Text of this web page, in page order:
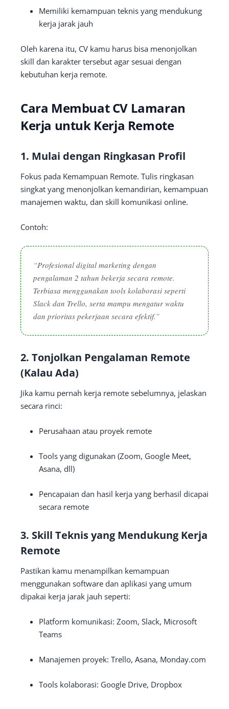
Memiliki kemampuan teknis yang mendukung
kerja jarak jauh
Oleh karena itu, CV kamu harus bisa menonjolkan
skill dan karakter tersebut agar sesuai dengan
kebutuhan kerja remote.
Cara Membuat CV Lamaran
Kerja untuk Kerja Remote
1. Mulai dengan Ringkasan Profil
Fokus pada Kemampuan Remote. Tulis ringkasan
singkat yang menonjolkan kemandirian, kemampuan
manajemen waktu, dan skill komunikasi online.
Contoh:
“Profesional digital marketing dengan
pengalaman 2 tahun bekerja secara remote.
Terbiasa menggunakan tools kolaborasi seperti
Slack dan Trello, serta mampu mengatur waktu
dan prioritas pekerjaan secara efektif.”
2. Tonjolkan Pengalaman Remote
(Kalau Ada)
Jika kamu pernah kerja remote sebelumnya, jelaskan
secara rinci:
Perusahaan atau proyek remote
Tools yang digunakan (Zoom, Google Meet,
Asana, dll)
Pencapaian dan hasil kerja yang berhasil dicapai
secara remote
3. Skill Teknis yang Mendukung Kerja
Remote
Pastikan kamu menampilkan kemampuan
menggunakan software dan aplikasi yang umum
dipakai kerja jarak jauh seperti:
Platform komunikasi: Zoom, Slack, Microsoft
Teams
Manajemen proyek: Trello, Asana, Monday.com
Tools kolaborasi: Google Drive, Dropbox